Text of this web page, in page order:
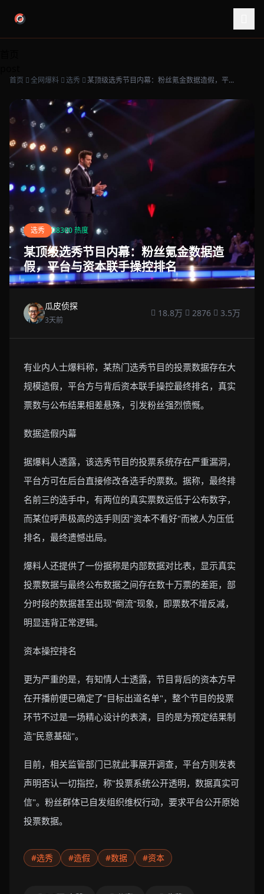
首页 全网爆料 选秀 某顶级选秀节目内幕：粉丝氪金数据造假，平...
选秀 8300 热度
某顶级选秀节目内幕：粉丝氪金数据造
假，平台与资本联手操控排名
瓜皮侦探
3天前
18.8万 2876 3.5万
有业内人士爆料称，某热门选秀节目的投票数据存在大
规模造假，平台方与背后资本联手操控最终排名，真实
票数与公布结果相差悬殊，引发粉丝强烈愤慨。
数据造假内幕
据爆料人透露，该选秀节目的投票系统存在严重漏洞，
平台方可在后台直接修改各选手的票数。据称，最终排
名前三的选手中，有两位的真实票数远低于公布数字，
而某位呼声极高的选手则因"资本不看好"而被人为压低
排名，最终遗憾出局。
爆料人还提供了一份据称是内部数据对比表，显示真实
投票数据与最终公布数据之间存在数十万票的差距，部
分时段的数据甚至出现"倒流"现象，即票数不增反减，
明显违背正常逻辑。
资本操控排名
更为严重的是，有知情人士透露，节目背后的资本方早
在开播前便已确定了"目标出道名单"，整个节目的投票
环节不过是一场精心设计的表演，目的是为预定结果制
造"民意基础"。
目前，相关监管部门已就此事展开调查，平台方则发表
声明否认一切指控，称"投票系统公开透明，数据真实可
信"。粉丝群体已自发组织维权行动，要求平台公开原始
投票数据。
#选秀 #造假 #数据 #资本